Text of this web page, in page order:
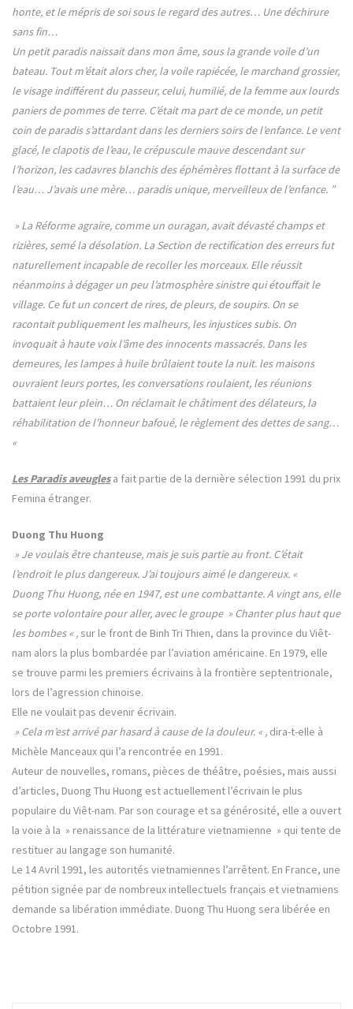
honte, et le mépris de soi sous le regard des autres… Une déchirure
sans fin…
Un petit paradis naissait dans mon âme, sous la grande voile d’un
bateau. Tout m’était alors cher, la voile rapiécée, le marchand grossier,
le visage indifférent du passeur, celui, humilié, de la femme aux lourds
paniers de pommes de terre. C’était ma part de ce monde, un petit
coin de paradis s’attardant dans les derniers soirs de l’enfance. Le vent
glacé, le clapotis de l’eau, le crépuscule mauve descendant sur
l’horizon, les cadavres blanchis des éphémères flottant à la surface de
l’eau… J’avais une mère… paradis unique, merveilleux de l’enfance. ”
» La Réforme agraire, comme un ouragan, avait dévasté champs et
rizières, semé la désolation. La Section de rectification des erreurs fut
naturellement incapable de recoller les morceaux. Elle réussit
néanmoins à dégager un peu l’atmosphère sinistre qui étouffait le
village. Ce fut un concert de rires, de pleurs, de soupirs. On se
racontait publiquement les malheurs, les injustices subis. On
invoquait à haute voix l’âme des innocents massacrés. Dans les
demeures, les lampes à huile brûlaient toute la nuit. les maisons
ouvraient leurs portes, les conversations roulaient, les réunions
battaient leur plein… On réclamait le châtiment des délateurs, la
réhabilitation de l’honneur bafoué, le règlement des dettes de sang…
«
Les Paradis aveuglesa fait partie de la dernière sélection 1991 du prix
Femina étranger.
Duong Thu Huong
» Je voulais être chanteuse, mais je suis partie au front. C’était
l’endroit le plus dangereux. J’ai toujours aimé le dangereux. «
Duong Thu Huong, née en 1947, est une combattante. A vingt ans, elle
se porte volontaire pour aller, avec le groupe » Chanter plus haut que
les bombes « , sur le front de Binh Tri Thien, dans la province du Viêt-
nam alors la plus bombardée par l’aviation américaine. En 1979, elle
se trouve parmi les premiers écrivains à la frontière septentrionale,
lors de l’agression chinoise.
Elle ne voulait pas devenir écrivain.
» Cela m’est arrivé par hasard à cause de la douleur. « , dira-t-elle à
Michèle Manceaux qui l’a rencontrée en 1991.
Auteur de nouvelles, romans, pièces de théâtre, poésies, mais aussi
d’articles, Duong Thu Huong est actuellement l’écrivain le plus
populaire du Viêt-nam. Par son courage et sa générosité, elle a ouvert
la voie à la » renaissance de la littérature vietnamienne » qui tente de
restituer au langage son humanité.
Le 14 Avril 1991, les autorités vietnamiennes l’arrêtent. En France, une
pétition signée par de nombreux intellectuels français et vietnamiens
demande sa libération immédiate. Duong Thu Huong sera libérée en
Octobre 1991.